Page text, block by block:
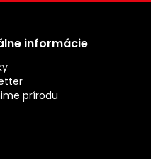
informácie
prírodu